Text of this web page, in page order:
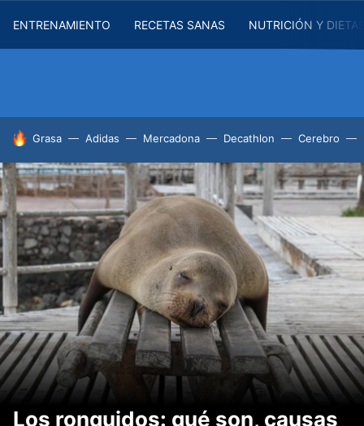
ENTRENAMIENTO RECETAS SANAS NUTRICIÓN Y
HOY SE HABLA DE
Grasa Adidas Mercadona Decathlon Cerebro
Los ronquidos: qué son, causas